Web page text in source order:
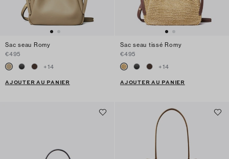
Sac seau Romy
€495
+14
AJOUTER AU PANIER
Sac seau tissé Romy
€495
+14
AJOUTER AU PANIER